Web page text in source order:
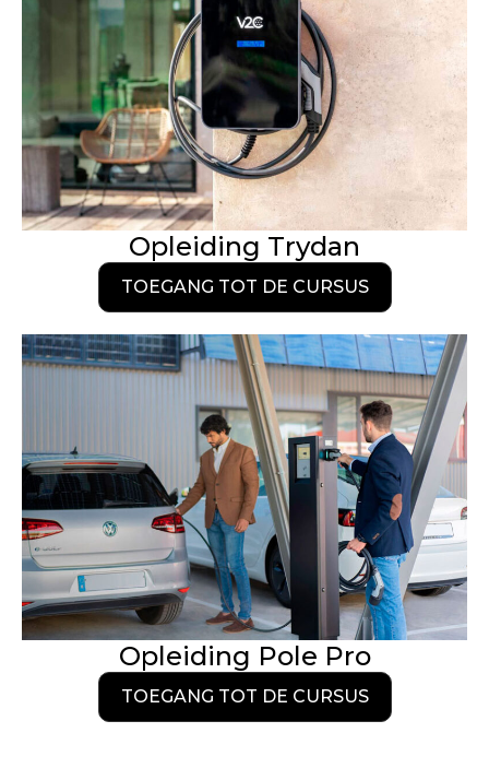
Opleiding Trydan
TOEGANG TOT DE CURSUS
Opleiding Pole Pro
TOEGANG TOT DE CURSUS